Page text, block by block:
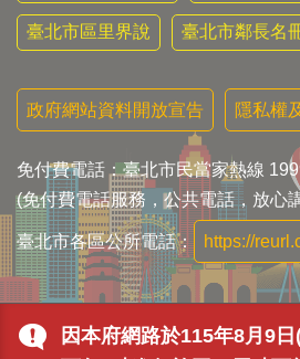
因本府網路於115年8月9
臺北市區里界說 臺北市鄰長名
政府網站資料開放宣告 隱私權
免付費電話：臺北市民當家熱線
(免付費電話服務，公共電話，放心
臺北市各區公所電話： https://